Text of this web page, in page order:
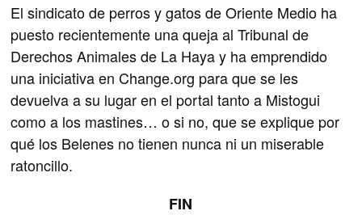
El sindicato de perros y gatos de Oriente Medio ha
puesto recientemente una queja al Tribunal de
Derechos Animales de La Haya y ha emprendido
una iniciativa en Change.org para que se les
devuelva a su lugar en el portal tanto a Mistogui
como a los mastines… o si no, que se explique por
qué los Belenes no tienen nunca ni un miserable
ratoncillo.
FIN